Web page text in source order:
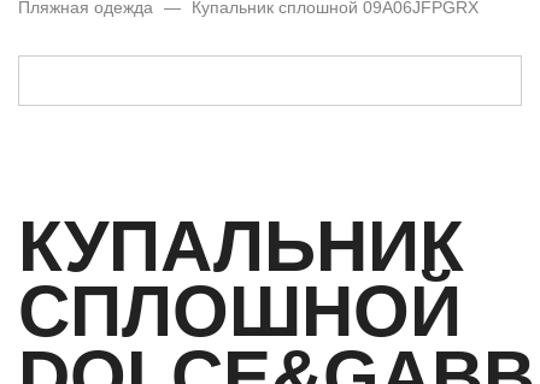
Пляжная одежда
— Купальник сплошной 09A06JFPGRX
КУПАЛЬНИК
СПЛОШНОЙ